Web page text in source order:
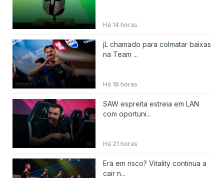
Há 14 horas
jL chamado para colmatar baixas
na Team ...
Há 18 horas
SAW espreita estreia em LAN
com oportuni...
Há 21 horas
Era em risco? Vitality continua a
cair n...